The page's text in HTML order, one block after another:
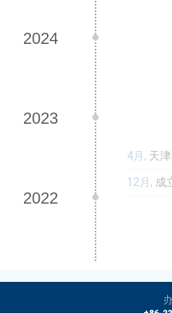
2024
2023
2022
2021
4月, 天
12月, 成